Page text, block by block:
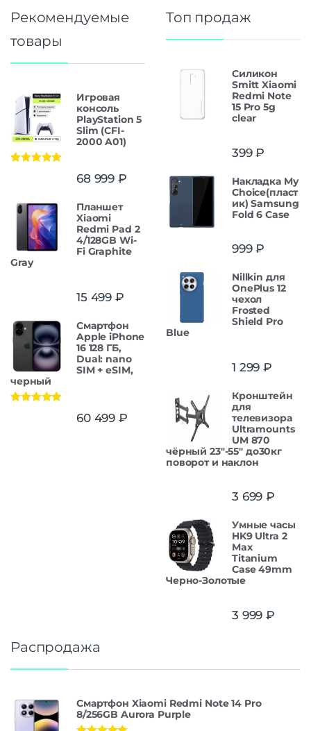
Рекомендуемые
товары
Игровая
консоль
PlayStation 5
Slim (CFI-
2000 A01)
68 999 ₽
Планшет
Xiaomi
Redmi Pad 2
4/128GB Wi-
Fi Graphite
Gray
15 499 ₽
Смартфон
Apple iPhone
16 128 ГБ,
Dual: nano
SIM + eSIM,
черный
60 499 ₽
Топ продаж
Силикон
Smitt Xiaomi
Redmi Note
15 Pro 5g
clear
399₽
Накладка My
Choice(пласт
ик) Samsung
Fold 6 Case
999₽
Nillkin для
OnePlus 12
чехол
Frosted
Shield Pro
Blue
1 299 ₽
Кронштейн
для
телевизора
Ultramounts
UM 870
чёрный 23"-55" до30кг
поворот и наклон
3 699 ₽
Умные часы
HK9 Ultra 2
Max
Titanium
Case 49mm
Черно-Золотые
3 999 ₽
Распродажа
Смартфон Xiaomi Redmi Note 14 Pro
8/256GB Aurora Purple